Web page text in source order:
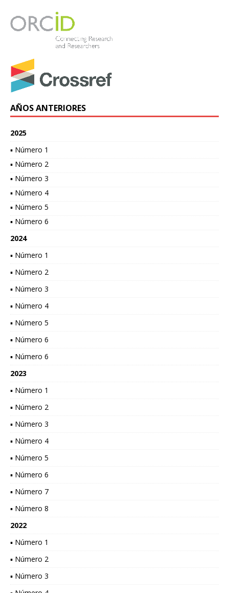
AÑOS ANTERIORES
2025
▪ Número 1
▪ Número 2
▪ Número 3
▪ Número 4
▪ Número 5
▪ Número 6
2024
▪ Número 1
▪ Número 2
▪ Número 3
▪ Número 4
▪ Número 5
▪ Número 6
▪ Número 6
2023
▪ Número 1
▪ Número 2
▪ Número 3
▪ Número 4
▪ Número 5
▪ Número 6
▪ Número 7
▪ Número 8
2022
▪ Número 1
▪ Número 2
▪ Número 3